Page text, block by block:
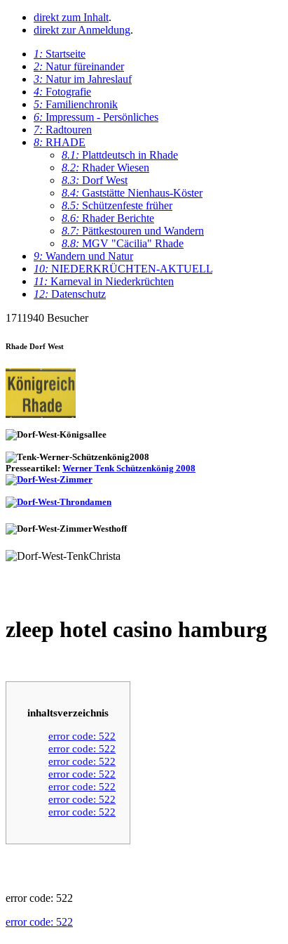
direkt zum Inhalt.
direkt zur Anmeldung.
1: Startseite
2: Natur füreinander
3: Natur im Jahreslauf
4: Fotografie
5: Familienchronik
6: Impressum - Persönliches
7: Radtouren
8: RHADE
8.1: Plattdeutsch in Rhade
8.2: Rhader Wiesen
8.3: Dorf West
8.4: Gaststätte Nienhaus-Köster
8.5: Schützenfeste früher
8.6: Rhader Berichte
8.7: Pättkestouren und Wandern
8.8: MGV "Cäcilia" Rhade
9: Wandern und Natur
10: NIEDERKRÜCHTEN-AKTUELL
11: Karneval in Niederkrüchten
12: Datenschutz
1711940 Besucher
Rhade Dorf West
Presseartikel: Werner Tenk Schützenkönig 2008
zleep hotel casino hamburg
inhaltsverzeichnis
error code: 522
error code: 522
error code: 522
error code: 522
error code: 522
error code: 522
error code: 522
error code: 522
error code: 522